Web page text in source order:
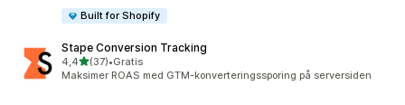
Built for Shopify
Stape Conversion Tracking
4,4ud af 5 stjerner
(37)
37 anmeldelser i alt
•Gratis
Maksimer ROAS med GTM-konverteringssporing på serversiden